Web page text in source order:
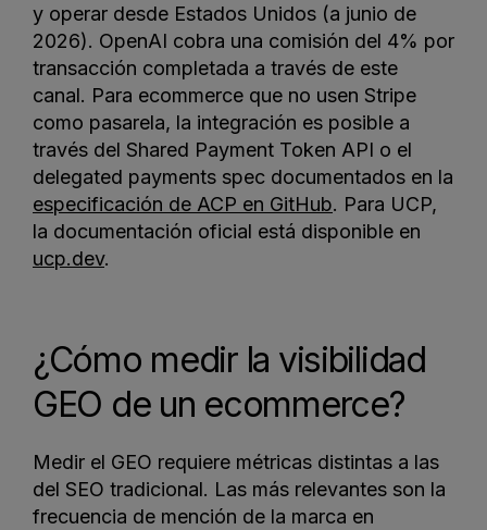
y operar desde Estados Unidos (a junio de
2026). OpenAI cobra una comisión del 4% por
transacción completada a través de este
canal. Para ecommerce que no usen Stripe
como pasarela, la integración es posible a
través del Shared Payment Token API o el
delegated payments spec documentados en la
especificación de ACP en GitHub. Para UCP,
la documentación oficial está disponible en
ucp.dev.
¿Cómo medir la visibilidad
GEO de un ecommerce?
Medir el GEO requiere métricas distintas a las
del SEO tradicional. Las más relevantes son la
frecuencia de mención de la marca en